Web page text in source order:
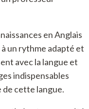
en Anglais
un rythme adapté et
avec la langue et
indispensables
de cette langue.